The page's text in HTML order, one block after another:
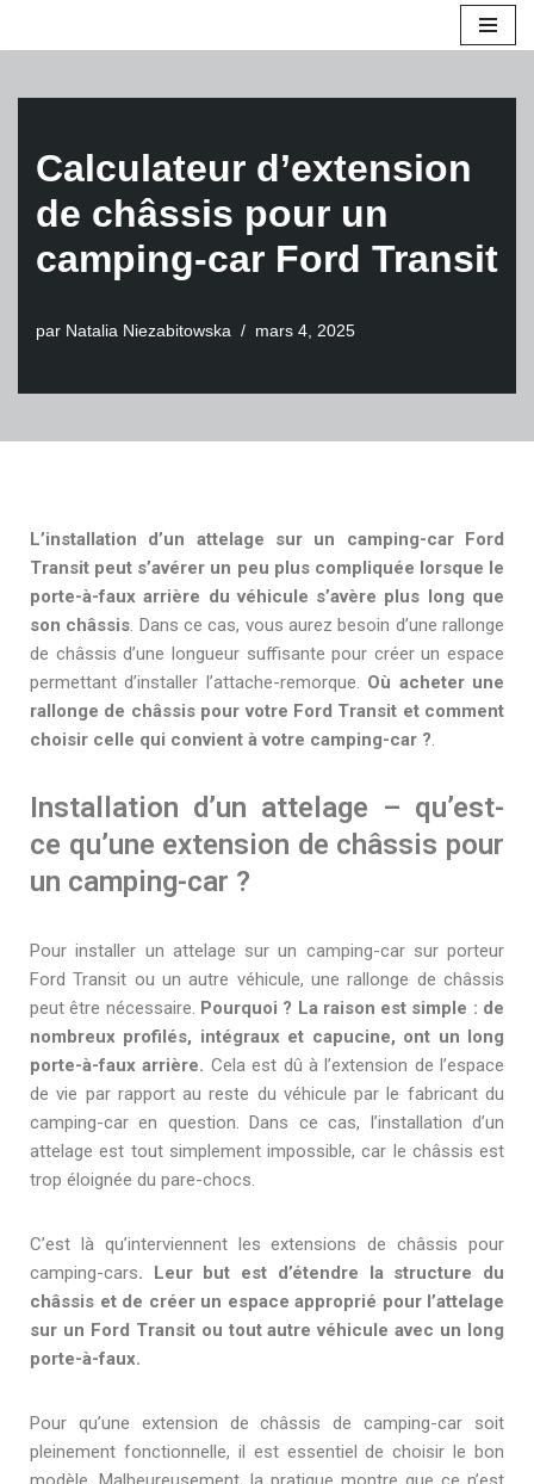
Calculateur d’extension
de châssis pour un
camping-car Ford Transit
par Natalia Niezabitowska mars 4, 2025
L’installation d’un attelage sur un camping-car Ford
Transit peut s’avérer un peu plus compliquée lorsque le
porte-à-faux arrière du véhicule s’avère plus long que
son châssis. Dans ce cas, vous aurez besoin d’une rallonge
de châssis d’une longueur suffisante pour créer un espace
permettant d’installer l’attache-remorque. Où acheter une
rallonge de châssis pour votre Ford Transit et comment
choisir celle qui convient à votre camping-car ?.
Installation d’un attelage – qu’est-
ce qu’une extension de châssis pour
un camping-car ?
Pour installer un attelage sur un camping-car sur porteur
Ford Transit ou un autre véhicule, une rallonge de châssis
peut être nécessaire. Pourquoi ? La raison est simple : de
nombreux profilés, intégraux et capucine, ont un long
porte-à-faux arrière. Cela est dû à l’extension de l’espace
de vie par rapport au reste du véhicule par le fabricant du
camping-car en question. Dans ce cas, l’installation d’un
attelage est tout simplement impossible, car le châssis est
trop éloignée du pare-chocs.
C’est là qu’interviennent les extensions de châssis pour
camping-cars. Leur but est d’étendre la structure du
châssis et de créer un espace approprié pour l’attelage
sur un Ford Transit ou tout autre véhicule avec un long
porte-à-faux.
Pour qu’une extension de châssis de camping-car soit
pleinement fonctionnelle, il est essentiel de choisir le bon